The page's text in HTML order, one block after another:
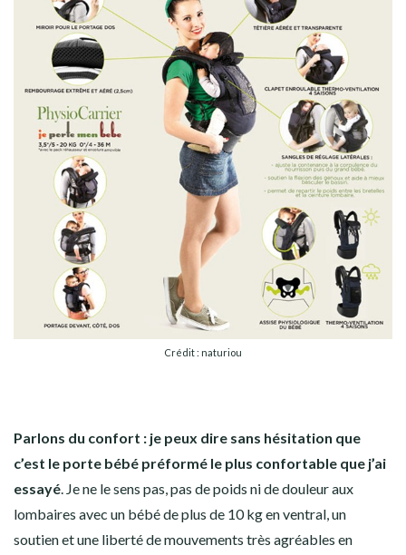
Crédit : naturiou
Parlons du confort : je peux dire sans hésitation que
c’est le porte bébé préformé le plus confortable que j’ai
essayé. Je ne le sens pas, pas de poids ni de douleur aux
lombaires avec un bébé de plus de 10 kg en ventral, un
soutien et une liberté de mouvements très agréables en